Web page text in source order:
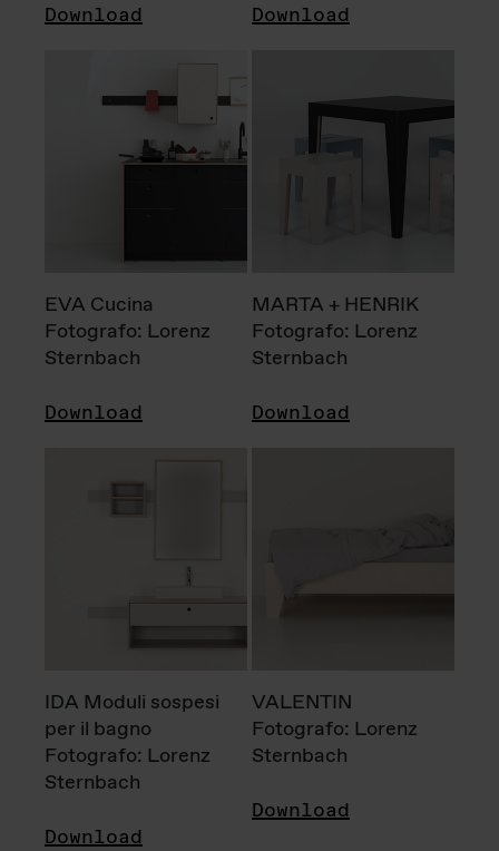
Download Download
EVA Cucina
Fotografo: Lorenz
Sternbach
Download
MARTA + HENRIK
Fotografo: Lorenz
Sternbach
Download
IDA Moduli sospesi
per il bagno
Fotografo: Lorenz
Sternbach
Download
VALENTIN
Fotografo: Lorenz
Sternbach
Download